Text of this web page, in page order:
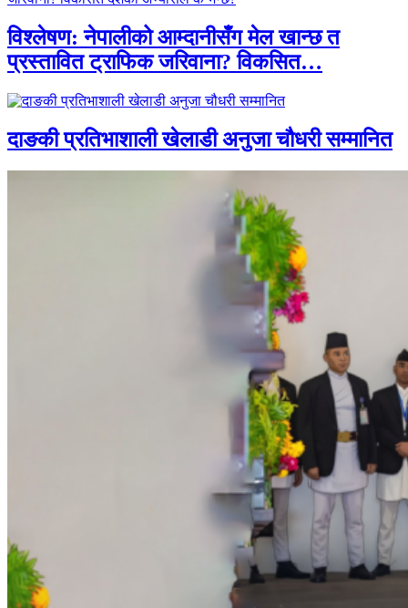
विश्लेषण: नेपालीको आम्दानीसँग मेल खान्छ त
प्रस्तावित ट्राफिक जरिवाना? विकसित…
दाङकी प्रतिभाशाली खेलाडी अनुजा चौधरी सम्मानित